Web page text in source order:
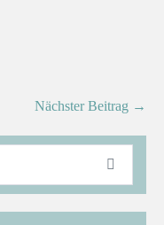
Nächster Beitrag →